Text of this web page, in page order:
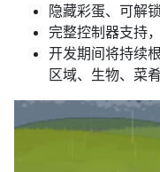
隐藏彩蛋、可解
完整控制器支持
开发期间将持续
区域、生物、菜